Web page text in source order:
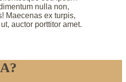
nulla non,
Maecenas ex turpis,
auctor porttitor amet.